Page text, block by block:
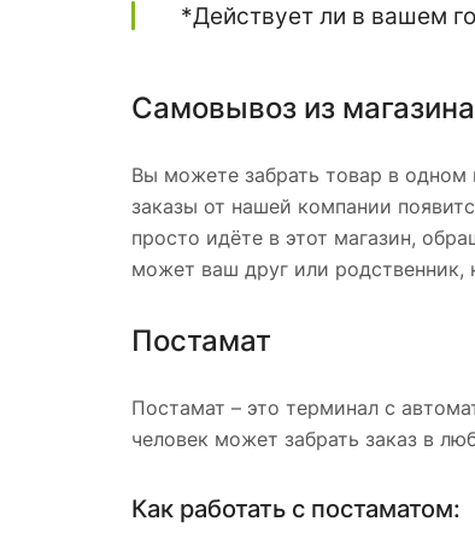
*Действует ли в вашем
Самовывоз из магазина
Вы можете забрать товар в
заказы от нашей компании
просто идёте в этот магазин,
может ваш друг или
Постамат
Постамат – это терминал с
человек может забрать заказ в
Как работать с постаматом: